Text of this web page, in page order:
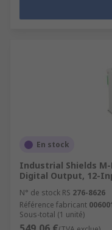
En stock
Industrial Shields M-
Digital Output, 12-
N° de stock RS 276-8626
Référence fabricant
Sous-total (1 unité)